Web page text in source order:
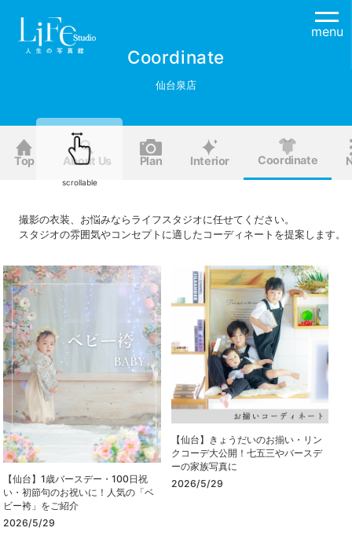
menu
Coordinate
仙台泉店
Top About Us Plan Interior Coordinate
撮影の衣装、お悩みならライフスタジオに任せてください。
スタジオの雰囲気やコンセプトに適したコーディネートを提案します。
【仙台】1歳バースデー・100日祝
い・初節句のお祝いに！人気の「ベ
ビー袴」をご紹介
2026/5/29
【仙台】きょうだいのお揃い・リン
クコーデ大公開！七五三やバースデ
ーの家族写真に
2026/5/29